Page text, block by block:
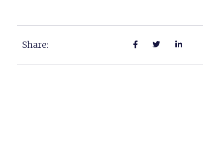
Share: